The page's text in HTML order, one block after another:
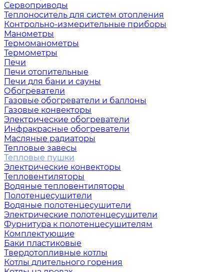
Сервоприводы
Теплоноситель для систем отопления
Контрольно-измерительные приборы
Манометры
Термоманометры
Термометры
Печи
Печи отопительные
Печи для бани и сауны
Обогреватели
Газовые обогреватели и баллоны
Газовые конвекторы
Электрические обогреватели
Инфракрасные обогреватели
Масляные радиаторы
Тепловые завесы
Тепловые пушки
Электрические конвекторы
Тепловентиляторы
Водяные тепловентиляторы
Полотенцесушители
Водяные полотенцесушители
Электрические полотенцесушители
Фурнитура к полотенцесушителям
Комплектующие
Баки пластиковые
Твердотопливные котлы
Котлы длительного горения